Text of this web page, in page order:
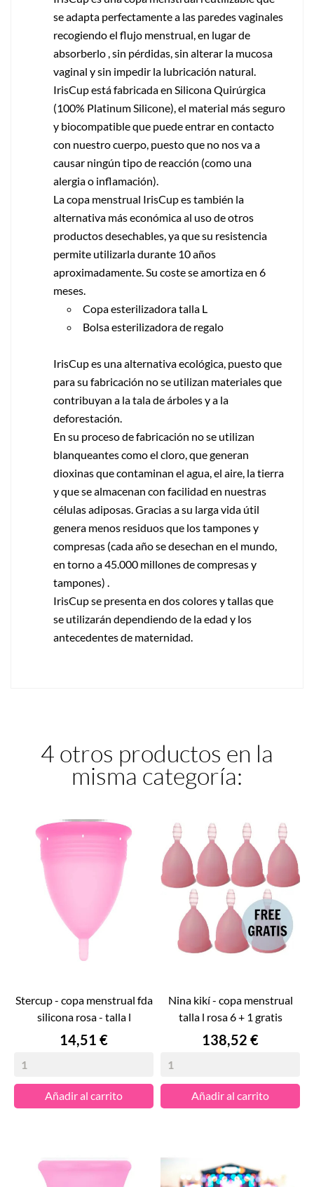
se adapta perfectamente a las paredes vaginales
recogiendo el flujo menstrual, en lugar de
absorberlo , sin pérdidas, sin alterar la mucosa
vaginal y sin impedir la lubricación natural.
IrisCup está fabricada en Silicona Quirúrgica
(100% Platinum Silicone), el material más seguro
y biocompatible que puede entrar en contacto
con nuestro cuerpo, puesto que no nos va a
causar ningún tipo de reacción (como una
alergia o inflamación).
La copa menstrual IrisCup es también la
alternativa más económica al uso de otros
productos desechables, ya que su resistencia
permite utilizarla durante 10 años
aproximadamente. Su coste se amortiza en 6
meses.
Copa esterilizadora talla L
Bolsa esterilizadora de regalo
IrisCup es una alternativa ecológica, puesto que
para su fabricación no se utilizan materiales que
contribuyan a la tala de árboles y a la
deforestación.
En su proceso de fabricación no se utilizan
blanqueantes como el cloro, que generan
dioxinas que contaminan el agua, el aire, la tierra
y que se almacenan con facilidad en nuestras
células adiposas. Gracias a su larga vida útil
genera menos residuos que los tampones y
compresas (cada año se desechan en el mundo,
en torno a 45.000 millones de compresas y
tampones) .
IrisCup se presenta en dos colores y tallas que
se utilizarán dependiendo de la edad y los
antecedentes de maternidad.
4 otros productos en la
misma categoría:
stercup - copa menstrual fda
silicona rosa - talla l
Precio
14,51 €
Añadir al carrito
nina kikí - copa menstrual
talla l rosa 6 + 1 gratis
Precio
138,52 €
Añadir al carrito